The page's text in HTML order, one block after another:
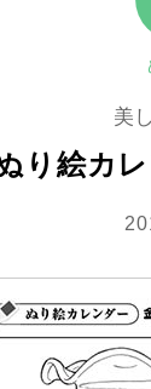
美
り絵カ